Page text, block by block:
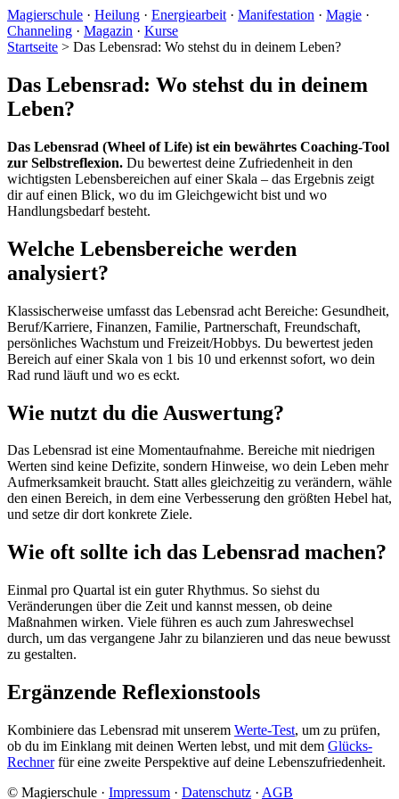
Magierschule · Heilung · Energiearbeit · Manifestation · Magie ·
Channeling · Magazin · Kurse
Startseite > Das Lebensrad: Wo stehst du in deinem Leben?
Das Lebensrad: Wo stehst du in deinem
Leben?
Das Lebensrad (Wheel of Life) ist ein bewährtes Coaching-Tool
zur Selbstreflexion. Du bewertest deine Zufriedenheit in den
wichtigsten Lebensbereichen auf einer Skala – das Ergebnis zeigt
dir auf einen Blick, wo du im Gleichgewicht bist und wo
Handlungsbedarf besteht.
Welche Lebensbereiche werden
analysiert?
Klassischerweise umfasst das Lebensrad acht Bereiche: Gesundheit,
Beruf/Karriere, Finanzen, Familie, Partnerschaft, Freundschaft,
persönliches Wachstum und Freizeit/Hobbys. Du bewertest jeden
Bereich auf einer Skala von 1 bis 10 und erkennst sofort, wo dein
Rad rund läuft und wo es eckt.
Wie nutzt du die Auswertung?
Das Lebensrad ist eine Momentaufnahme. Bereiche mit niedrigen
Werten sind keine Defizite, sondern Hinweise, wo dein Leben mehr
Aufmerksamkeit braucht. Statt alles gleichzeitig zu verändern, wähle
den einen Bereich, in dem eine Verbesserung den größten Hebel hat,
und setze dir dort konkrete Ziele.
Wie oft sollte ich das Lebensrad machen?
Einmal pro Quartal ist ein guter Rhythmus. So siehst du
Veränderungen über die Zeit und kannst messen, ob deine
Maßnahmen wirken. Viele führen es auch zum Jahreswechsel
durch, um das vergangene Jahr zu bilanzieren und das neue bewusst
zu gestalten.
Ergänzende Reflexionstools
Kombiniere das Lebensrad mit unserem Werte-Test, um zu prüfen,
ob du im Einklang mit deinen Werten lebst, und mit dem Glücks-
Rechnerfür eine zweite Perspektive auf deine Lebenszufriedenheit.
© Magierschule · Impressum · Datenschutz · AGB